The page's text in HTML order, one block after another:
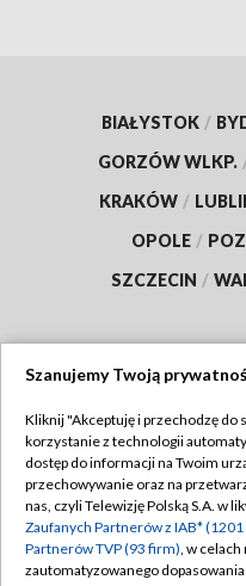
BIAŁYSTOK /
GORZÓW WLKP.
KRAKÓW /
OPOLE /
SZCZECIN /
Abonament TVP
Emisja w TVP
Centrum informacji TVP
Szanujemy Twoją
Kliknij "Akceptuję i przechodzę do
korzystanie z technologii
dostęp do informacji na Twoim
przechowywanie oraz na
nas, czyli Telewizję Polską S.A. w
Zaufanych Partnerów z IAB*
Partnerów TVP (93 firm), w
zautomatyzowanego